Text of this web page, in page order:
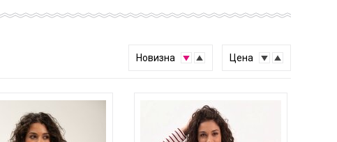
Новизна Цена